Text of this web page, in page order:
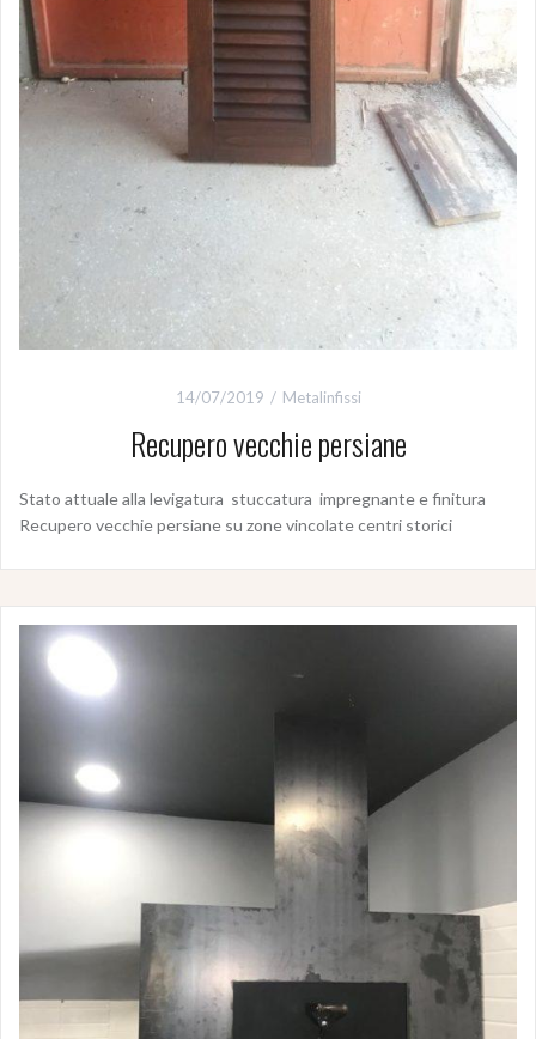
14/07/2019 Metalinfissi
Recupero vecchie persiane
Stato attuale alla levigatura stuccatura impregnante e finitura
Recupero vecchie persiane su zone vincolate centri storici